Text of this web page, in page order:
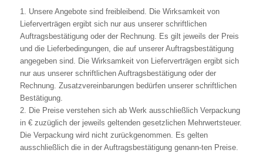
1. Unsere Angebote sind freibleibend. Die Wirksamkeit von
Lieferverträgen ergibt sich nur aus unserer schriftlichen
Auftragsbestätigung oder der Rechnung. Es gilt jeweils der Preis
und die Lieferbedingungen, die auf unserer Auftragsbestätigung
angegeben sind. Die Wirksamkeit von Lieferverträgen ergibt sich
nur aus unserer schriftlichen Auftragsbestätigung oder der
Rechnung. Zusatzvereinbarungen bedürfen unserer schriftlichen
Bestätigung.
2. Die Preise verstehen sich ab Werk ausschließlich Verpackung
in € zuzüglich der jeweils geltenden gesetzlichen Mehrwertsteuer.
Die Verpackung wird nicht zurückgenommen. Es gelten
ausschließlich die in der Auftragsbestätigung genann-ten Preise.